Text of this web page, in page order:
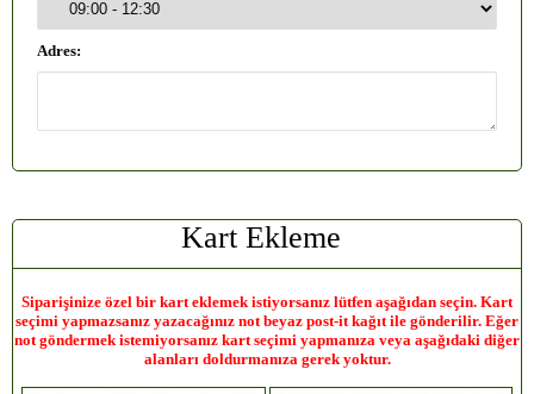
Adres:
Kart Ekleme
Siparişinize özel bir kart eklemek istiyorsanız lütfen aşağıdan seçin. Kart
seçimi yapmazsanız yazacağınız not beyaz post-it kağıt ile gönderilir. Eğer
not göndermek istemiyorsanız kart seçimi yapmanıza veya aşağıdaki diğer
alanları doldurmanıza gerek yoktur.